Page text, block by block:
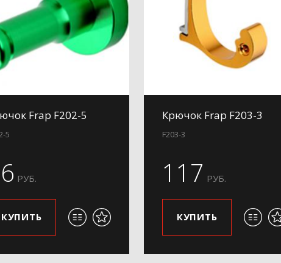
Frap F202-5
5
РУБ.
КУПИТЬ
Крючок Frap F203-3
F203-3
117 РУБ.
КУПИТЬ